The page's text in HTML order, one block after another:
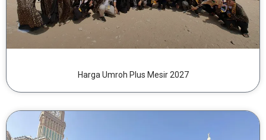
Harga Umroh Plus Mesir 2027